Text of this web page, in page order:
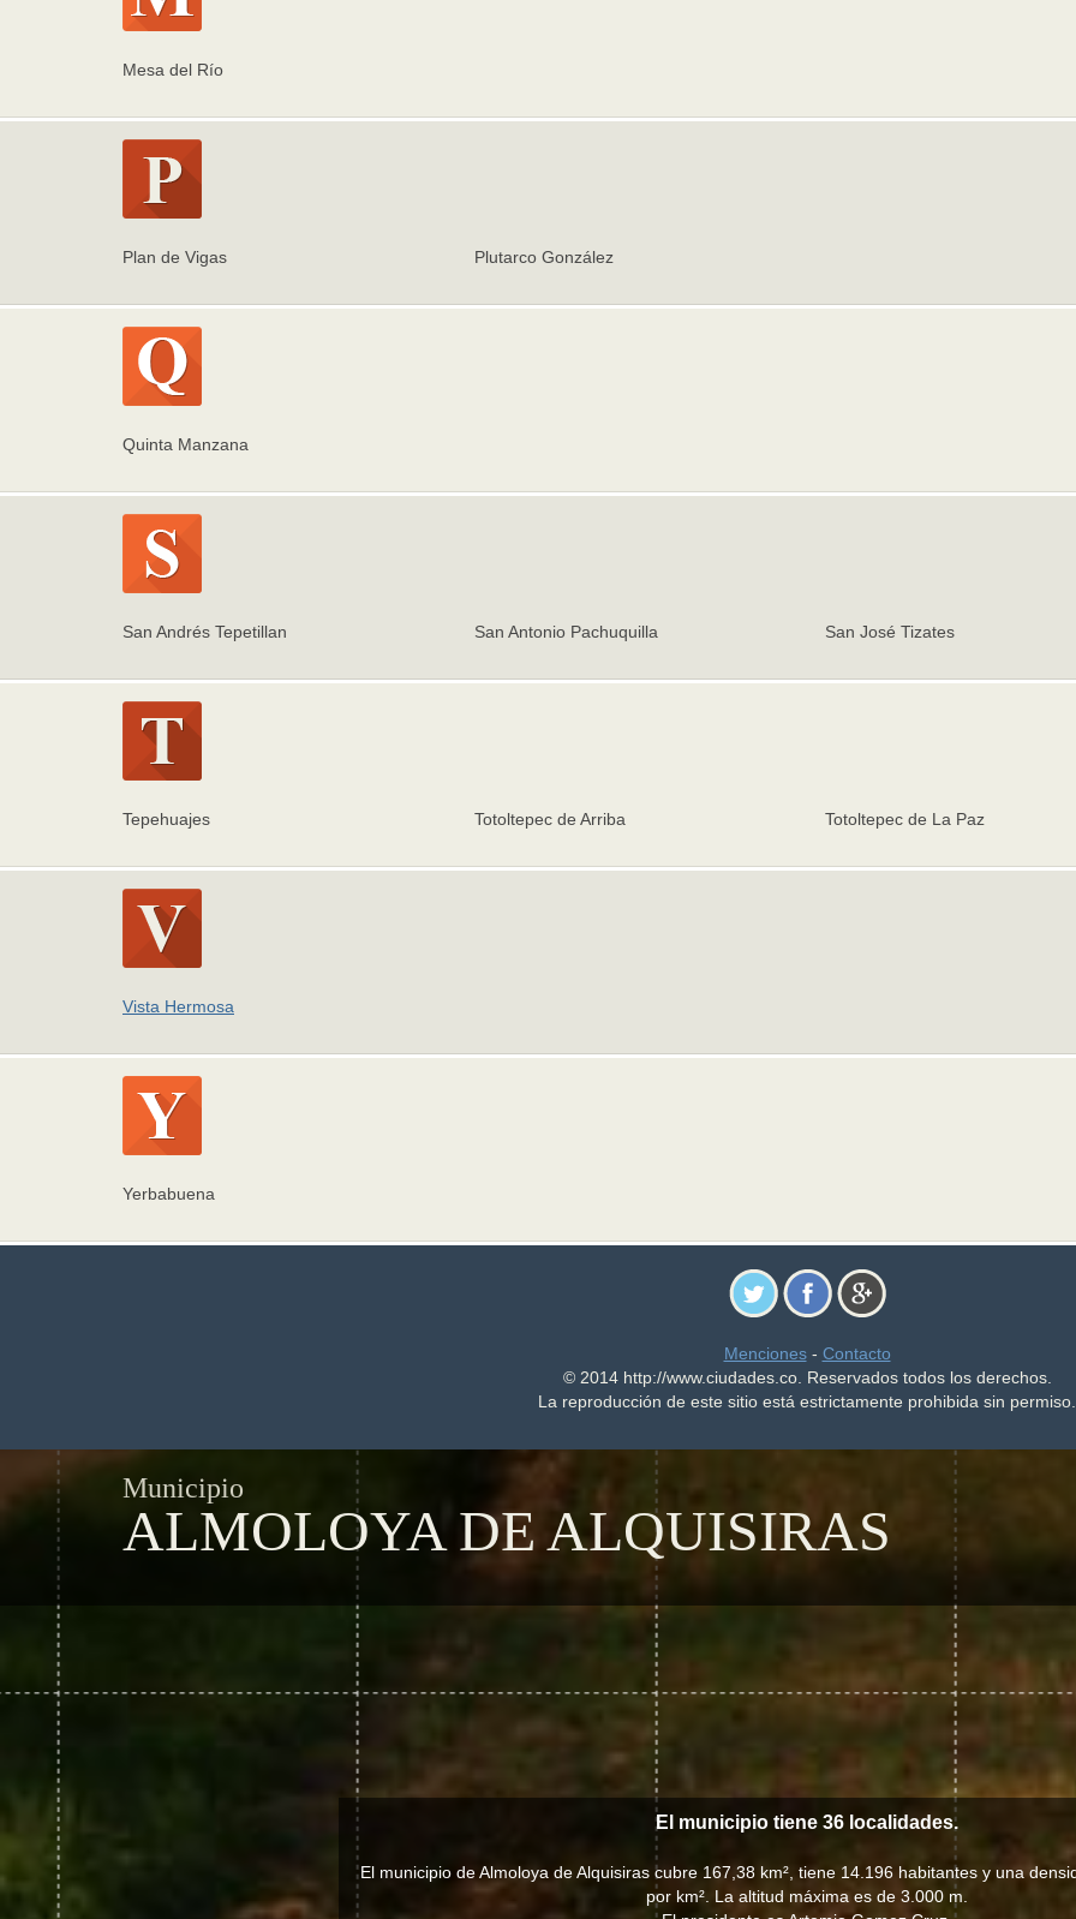
Mesa del Río
Plan de Vigas Plutarco González
Quinta Manzana
San Andrés Tepetillan San Antonio Pachuquilla San José Tizates
Tepehuajes Totoltepec de Arriba Totoltepec de La Paz
Vista Hermosa
Yerbabuena
Menciones- Contacto
© 2014 http://www.ciudades.co. Reservados todos los derechos.
La reproducción de este sitio está estrictamente prohibida sin permiso.
Municipio
ALMOLOYA DE ALQUISIRAS
El municipio tiene 36 localidades.
El municipio de Almoloya de Alquisiras cubre 167,38 km², tiene 14.196 habitantes y una
por km². La altitud máxima es de 3.000 m.